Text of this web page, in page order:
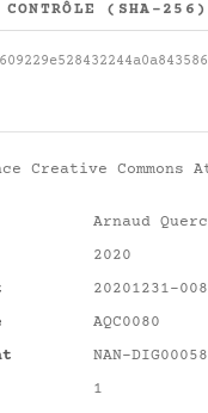
CONTRÔLE (SHA-256)
Creative
Arnaud
2020
20201231-
AQC0080
NAN-
1